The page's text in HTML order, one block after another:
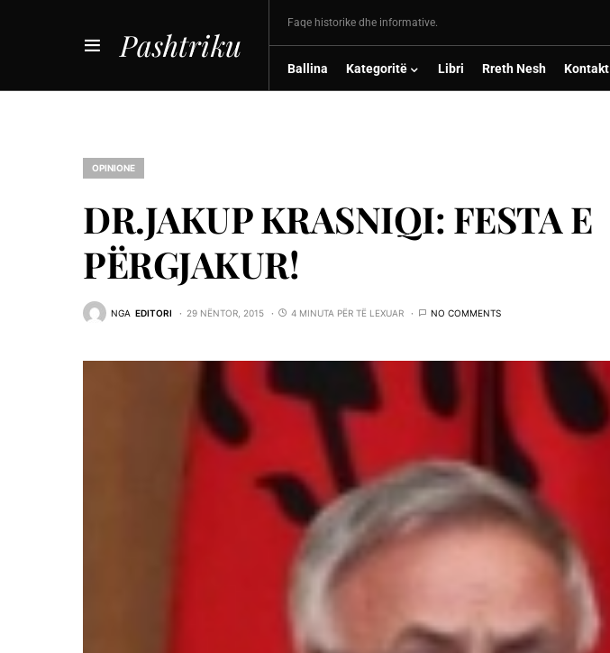
Pashtriku
Faqe historike dhe informative.
Ballina Kategoritë Libri Rreth Nesh Kontakt
OPINIONE
DR.JAKUP KRASNIQI: FESTA E
PËRGJAKUR!
NGA EDITORI 29 NËNTOR, 2015 4 MINUTA PËR TË LEXUAR NO COMMENTS